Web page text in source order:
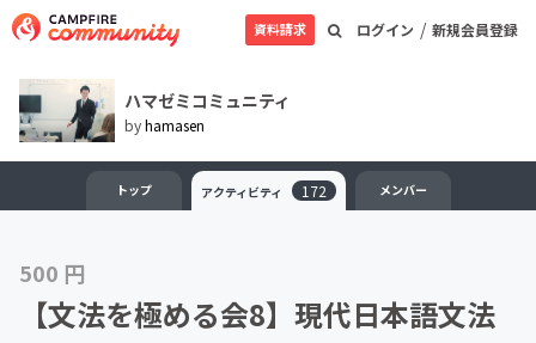
ログイン / 新規会員登録
資料請求
ハマゼミコミュニティ
byhamasen
トップ アクティビティ 172 メンバー
500 円
【文法を極める会8】現代日本語文法